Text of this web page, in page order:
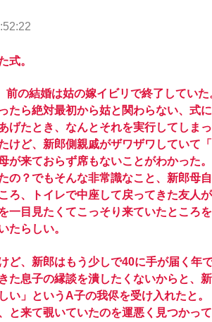
式。
の結婚は姑の嫁イビリで終了していた
たら絶対最初から姑と関わらない、式
げたとき、なんとそれを実行してしまっ
けど、新郎側親戚がザワザワしていて
が来ておらず席もないことがわかった。
の？でもそんな非常識なこと、新郎母
ろ、トイレで中座して戻ってきた友人
一目見たくてこっそり来ていたところ
たらしい。
ど、新郎はもう少しで40に手が届く年で
た息子の縁談を潰したくないからと、
い」というA子の我侭を受け入れたと。
と来て覗いていたのを運悪く見つかっ